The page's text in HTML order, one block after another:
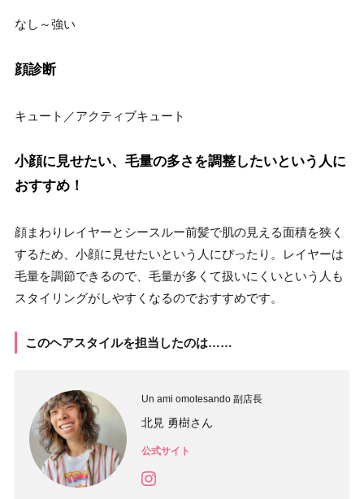
なし～強い
顔診断
キュート／アクティブキュート
小顔に見せたい、毛量の多さを調整したいという人に
おすすめ！
顔まわりレイヤーとシースルー前髪で肌の見える面積を狭く
するため、小顔に見せたいという人にぴったり。レイヤーは
毛量を調節できるので、毛量が多くて扱いにくいという人も
スタイリングがしやすくなるのでおすすめです。
このヘアスタイルを担当したのは……
Un ami omotesando 副店長
北見 勇樹さん
公式サイト